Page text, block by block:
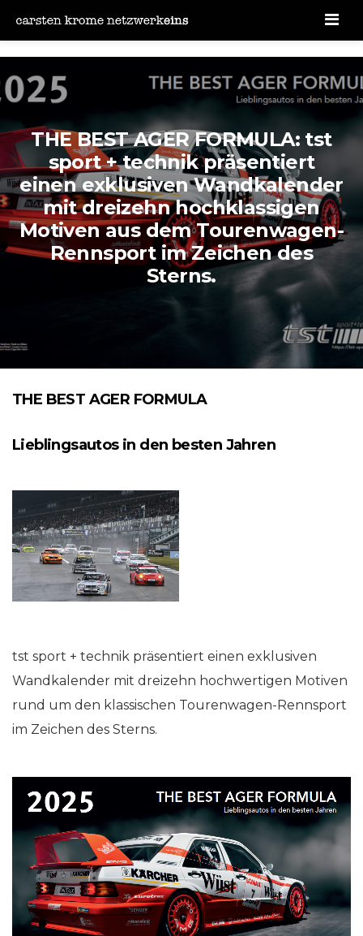
THE BEST AGER FORMULA: tst
sport + technik präsentiert
einen exklusiven Wandkalender
mit dreizehn hochklassigen
Motiven aus dem Tourenwagen-
Rennsport im Zeichen des
Sterns.
THE BEST AGER FORMULA
Lieblingsautos in den besten Jahren
tst sport + technik präsentiert einen exklusiven
Wandkalender mit dreizehn hochwertigen Motiven
rund um den klassischen Tourenwagen-Rennsport
im Zeichen des Sterns.